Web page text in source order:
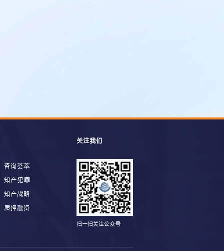
咨询荟萃
知产犯罪
知产战略
质押融资
关注我们
扫一扫关注公众号